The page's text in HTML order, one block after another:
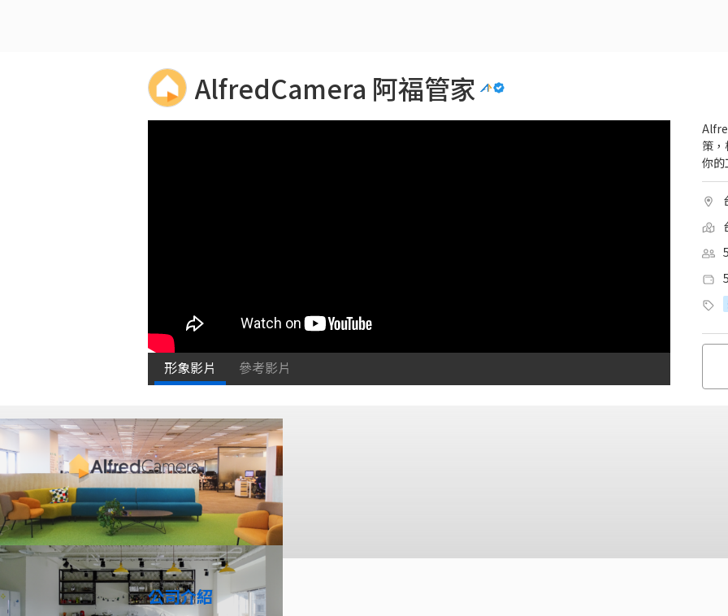
AlfredCamera 阿福管家
形象影片 參考影片
策
你的
公司介紹